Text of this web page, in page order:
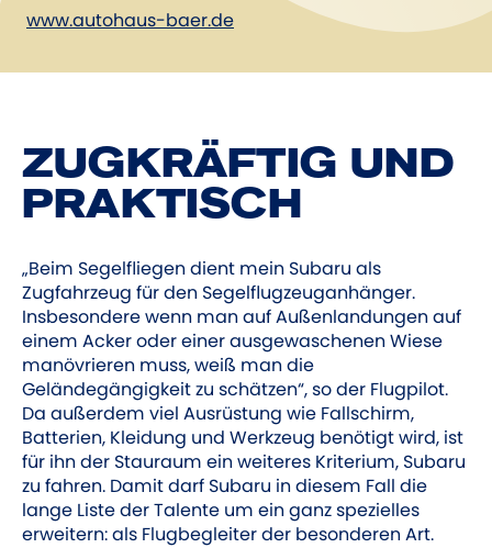
www.autohaus-baer.de
ZUGKRÄFTIG UND
PRAKTISCH
„Beim Segelfliegen dient mein Subaru als
Zugfahrzeug für den Segelflugzeuganhänger.
Insbesondere wenn man auf Außenlandungen auf
einem Acker oder einer ausgewaschenen Wiese
manövrieren muss, weiß man die
Geländegängigkeit zu schätzen“, so der Flugpilot.
Da außerdem viel Ausrüstung wie Fallschirm,
Batterien, Kleidung und Werkzeug benötigt wird, ist
für ihn der Stauraum ein weiteres Kriterium, Subaru
zu fahren. Damit darf Subaru in diesem Fall die
lange Liste der Talente um ein ganz spezielles
erweitern: als Flugbegleiter der besonderen Art.